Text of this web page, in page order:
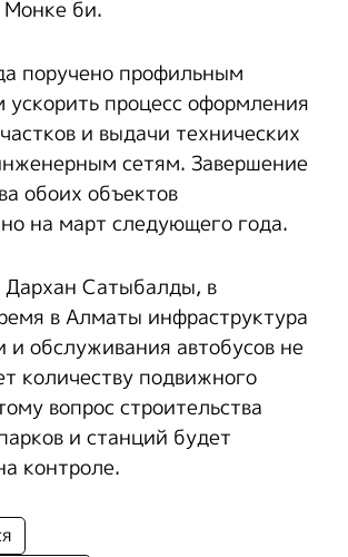
Монке би.
поручено профильным
ускорить процесс оформления
и выдачи технических
сетям. Завершение
обоих объектов
на март следующего года.
Дархан Сатыбалды, в
в Алматы инфраструктура
и обслуживания автобусов не
количеству подвижного
вопрос строительства
и станций будет
контроле.